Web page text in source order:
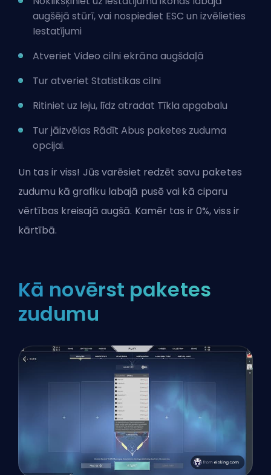
augšējā stūrī, vai nospiediet ESC un izvēlieties
Iestatījumi
Atveriet Video cilni ekrāna augšdaļā
Tur atveriet Statistikas cilni
Ritiniet uz leju, līdz atradat Tīkla apgabalu
Tur jāizvēlas Rādīt Abus paketes zuduma
opcijai.
Un tas ir viss! Jūs varēsiet redzēt savu paketes
zudumu kā grafiku labajā pusē vai kā ciparu
vērtības kreisajā augšā. Kamēr tas ir 0%, viss ir
kārtībā.
Kā novērst paketes
zudumu